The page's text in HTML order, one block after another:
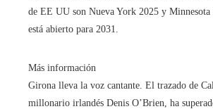
de EE UU son Nueva York 2025 y
está abierto para 2031.
Más información
Girona lleva la voz cantante. El trazado de
millonario irlandés Denis O’Brien, ha